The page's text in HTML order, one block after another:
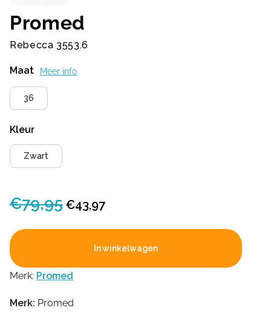
Promed
Rebecca 3553.6
Kleur
Zwart
Maat Meer info
36
€79,95 Oorspronkelijke
€79,95.
€43,97Huidige
€43,97.
In winkelwagen
Merk: Promed
Merk: Promed